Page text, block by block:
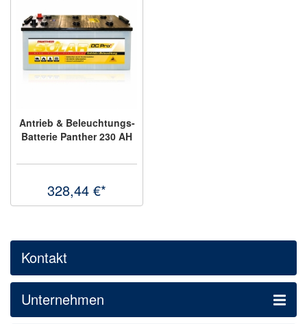
Antrieb & Beleuchtungs-
Batterie Panther 230 AH
328,44 €*
Kontakt
Unternehmen